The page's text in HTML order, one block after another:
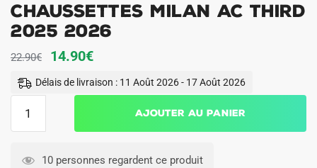
Chaussettes Milan AC Third
2025 2026
22.90€
Le
prix
initial
22.90€.
14.90€Le
prix
actuel
14.90€.
Délais de livraison : 11 Août 2026 - 17 Août 2026
Milan
Ajouter au panier
10 personnes regardent ce produit